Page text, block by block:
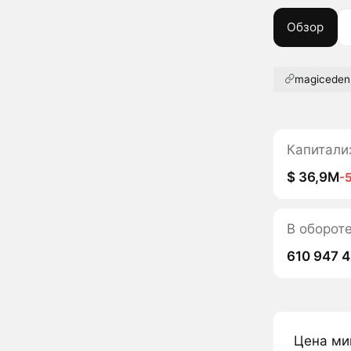
Обзор
$ 36,9M-
В
610 947
Цена